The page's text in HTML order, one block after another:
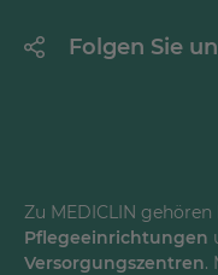
Folgen Sie
Youtube
LinkedInd
Zu MEDICLIN gehören
Pflegeeinrichtungen
Versorgungszentren.